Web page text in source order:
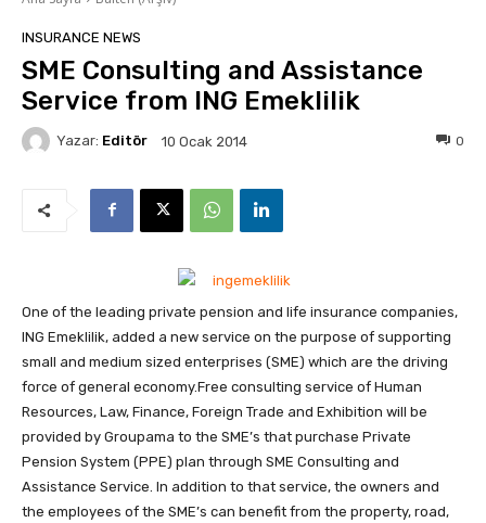
INSURANCE NEWS
SME Consulting and Assistance
Service from ING Emeklilik
Yazar: Editör 10 Ocak 2014 0
One of the leading private pension and life insurance companies,
ING Emeklilik, added a new service on the purpose of supporting
small and medium sized enterprises (SME) which are the driving
force of general economy.Free consulting service of Human
Resources, Law, Finance, Foreign Trade and Exhibition will be
provided by Groupama to the SME’s that purchase Private
Pension System (PPE) plan through SME Consulting and
Assistance Service. In addition to that service, the owners and
the employees of the SME’s can benefit from the property, road,